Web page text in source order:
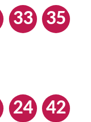
33 35
24 42